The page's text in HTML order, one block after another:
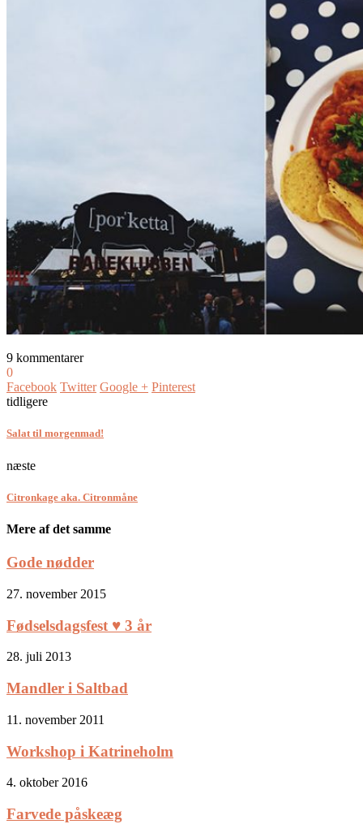
9 kommentarer
0
Facebook Twitter Google + Pinterest
tidligere
Salat til morgenmad!
næste
Citronkage aka. Citronmåne
Mere af det samme
Gode nødder
27. november 2015
Fødselsdagsfest ♥ 3 år
28. juli 2013
Mandler i Saltbad
11. november 2011
Workshop i Katrineholm
4. oktober 2016
Farvede påskeæg